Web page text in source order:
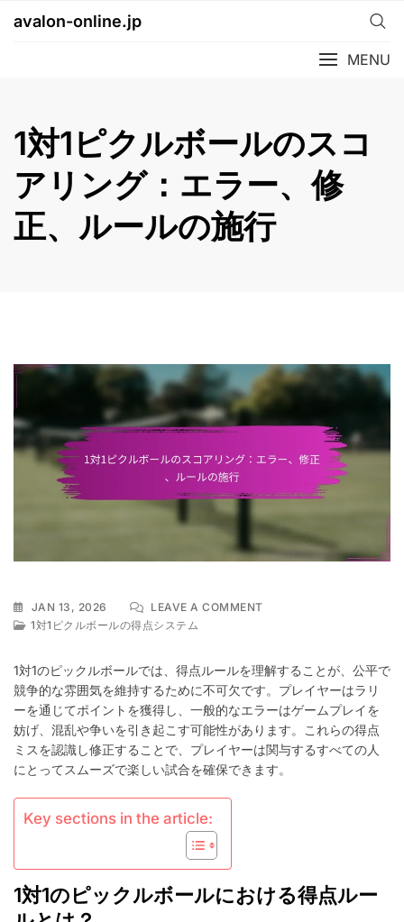
avalon-online.jp
MENU
1対1ピクルボールのスコ
アリング：エラー、修
正、ルールの施行
JAN 13, 2026 LEAVE A COMMENTON
ピ
ク
ル
ボ
ー
ル
の
エ
1対1ピクルボールの得点システム
1対1のピックルボールでは、得点ルールを理解することが、公平で
競争的な雰囲気を維持するために不可欠です。プレイヤーはラリ
ーを通じてポイントを獲得し、一般的なエラーはゲームプレイを
妨げ、混乱や争いを引き起こす可能性があります。これらの得点
ミスを認識し修正することで、プレイヤーは関与するすべての人
にとってスムーズで楽しい試合を確保できます。
Key sections in the article:
1対1のピックルボールにおける得点ルー